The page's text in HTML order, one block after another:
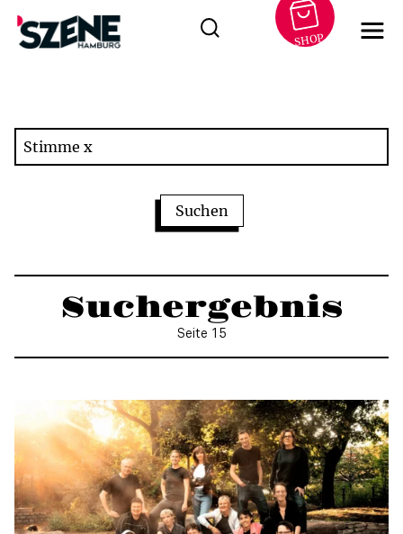
SHOP
Suchergebnis
Seite 15